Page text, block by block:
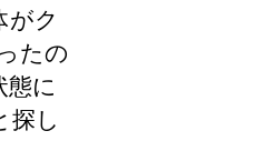
がク
たの
に
探し